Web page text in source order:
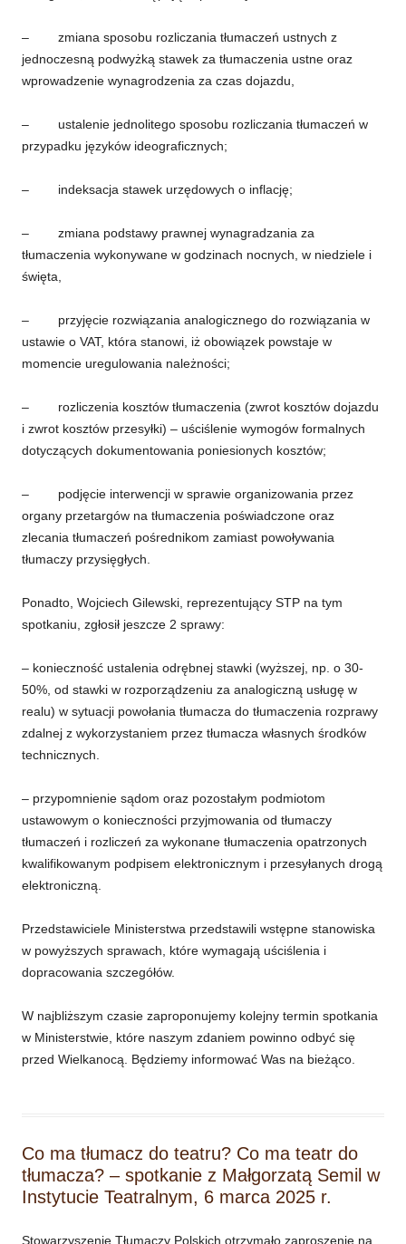
– zmiana sposobu rozliczania tłumaczeń ustnych z
jednoczesną podwyżką stawek za tłumaczenia ustne oraz
wprowadzenie wynagrodzenia za czas dojazdu,
– ustalenie jednolitego sposobu rozliczania tłumaczeń w
przypadku języków ideograficznych;
– indeksacja stawek urzędowych o inflację;
– zmiana podstawy prawnej wynagradzania za
tłumaczenia wykonywane w godzinach nocnych, w niedziele i
święta,
– przyjęcie rozwiązania analogicznego do rozwiązania w
ustawie o VAT, która stanowi, iż obowiązek powstaje w
momencie uregulowania należności;
– rozliczenia kosztów tłumaczenia (zwrot kosztów dojazdu
i zwrot kosztów przesyłki) – uściślenie wymogów formalnych
dotyczących dokumentowania poniesionych kosztów;
– podjęcie interwencji w sprawie organizowania przez
organy przetargów na tłumaczenia poświadczone oraz
zlecania tłumaczeń pośrednikom zamiast powoływania
tłumaczy przysięgłych.
Ponadto, Wojciech Gilewski, reprezentujący STP na tym
spotkaniu, zgłosił jeszcze 2 sprawy:
– konieczność ustalenia odrębnej stawki (wyższej, np. o 30-
50%, od stawki w rozporządzeniu za analogiczną usługę w
realu) w sytuacji powołania tłumacza do tłumaczenia rozprawy
zdalnej z wykorzystaniem przez tłumacza własnych środków
technicznych.
– przypomnienie sądom oraz pozostałym podmiotom
ustawowym o konieczności przyjmowania od tłumaczy
tłumaczeń i rozliczeń za wykonane tłumaczenia opatrzonych
kwalifikowanym podpisem elektronicznym i przesyłanych drogą
elektroniczną.
Przedstawiciele Ministerstwa przedstawili wstępne stanowiska
w powyższych sprawach, które wymagają uściślenia i
dopracowania szczegółów.
W najbliższym czasie zaproponujemy kolejny termin spotkania
w Ministerstwie, które naszym zdaniem powinno odbyć się
przed Wielkanocą. Będziemy informować Was na bieżąco.
Co ma tłumacz do teatru? Co ma teatr do
tłumacza? – spotkanie z Małgorzatą Semil w
Instytucie Teatralnym, 6 marca 2025 r.
Stowarzyszenie Tłumaczy Polskich otrzymało zaproszenie na